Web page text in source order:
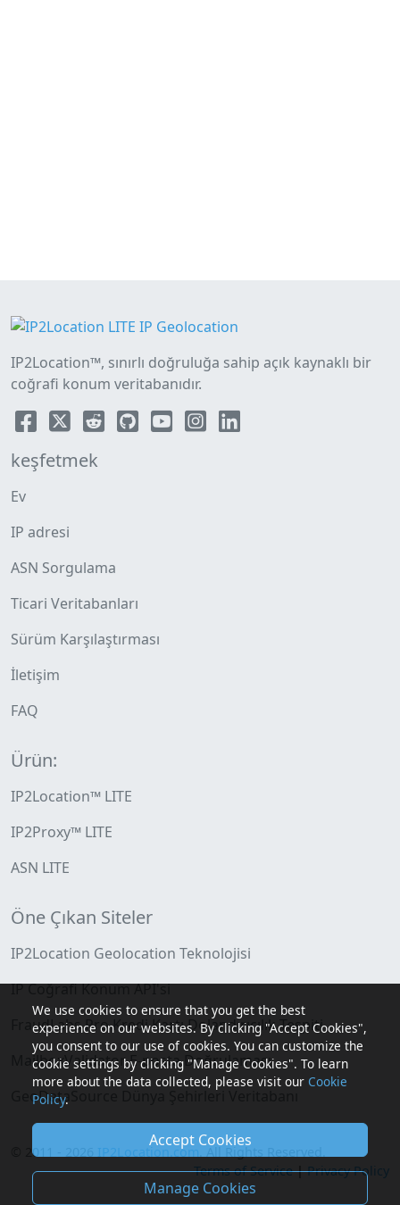
IP2Location™, sınırlı doğruluğa sahip açık kaynaklı bir
coğrafi konum veritabanıdır.
keşfetmek
Ev
IP adresi
ASN Sorgulama
Ticari Veritabanları
Sürüm Karşılaştırması
İletişim
FAQ
Ürün:
IP2Location™ LITE
IP2Proxy™ LITE
ASN LITE
Öne Çıkan Siteler
IP2Location Geolocation Teknolojisi
IP Coğrafi Konum API'si
FraudLabs Pro Kredi Kartı Dolandırıcılık Tespiti
MailboxValidator E-posta Doğrulaması
GeoDataSource Dünya Şehirleri Veritabanı
© 2011 - 2026 IP2Location.com
Terms of Service|Privacy Policy
We use cookies to ensure that you get the best
experience on our websites. By clicking "Accept Cookies",
you consent to our use of cookies. You can customize the
cookie settings by clicking "Manage Cookies". To learn
more about the data collected, please visit our Cookie
Policy.
Accept Cookies
Manage Cookies